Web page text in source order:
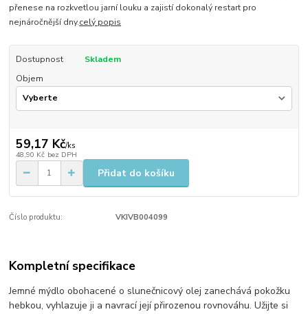
přenese na rozkvetlou jarní louku a zajistí dokonalý restart pro
nejnáročnější dny.​celý popis
Dostupnost
Skladem
Objem
59,17 Kč/ks
48,90 Kč bez DPH
Přidat do košíku
Číslo produktu: VKIVB004099
Kompletní specifikace
​Jemné mýdlo obohacené o slunečnicový olej zanechává pokožku
hebkou, vyhlazuje ji a navrací její přirozenou rovnováhu. Užijte si